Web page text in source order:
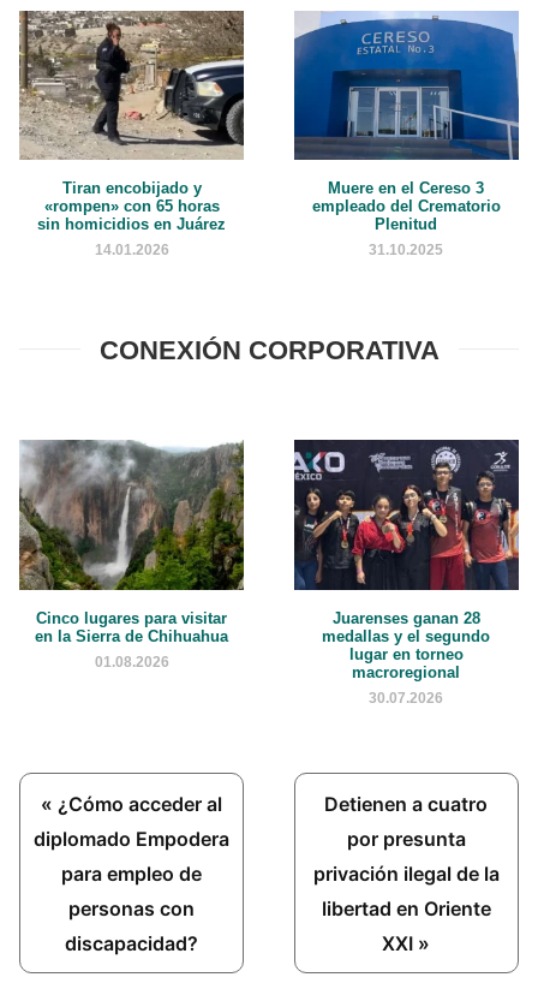
Tiran encobijado y
«rompen» con 65 horas
sin homicidios en Juárez
14.01.2026
Muere en el Cereso 3
empleado del Crematorio
Plenitud
31.10.2025
CONEXIÓN CORPORATIVA
Cinco lugares para visitar
en la Sierra de Chihuahua
01.08.2026
Juarenses ganan 28
medallas y el segundo
lugar en torneo
macroregional
30.07.2026
Previous
Post:
« ¿Cómo acceder al
diplomado Empodera
para empleo de
personas con
discapacidad?
Next
Post:
Detienen a cuatro
por presunta
privación ilegal de la
libertad en Oriente
XXI »